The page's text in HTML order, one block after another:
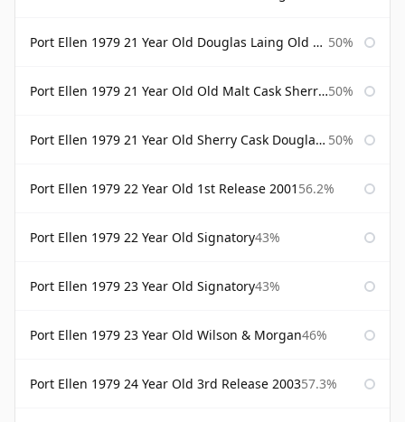
Port Ellen 1979 21 Year Old Douglas Laing Old Malt Cask 50%
Port Ellen 1979 21 Year Old Old Malt Cask Sherry Cask Douglas Laing 50%
Port Ellen 1979 21 Year Old Sherry Cask Douglas Laing Old Malt Cask 50%
Port Ellen 1979 22 Year Old 1st Release 2001 56.2%
Port Ellen 1979 22 Year Old Signatory43%
Port Ellen 1979 23 Year Old Signatory43%
Port Ellen 1979 23 Year Old Wilson & Morgan46%
Port Ellen 1979 24 Year Old 3rd Release 200357.3%